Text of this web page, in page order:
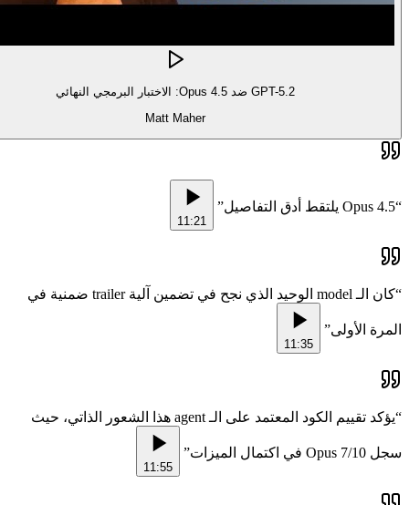
GPT-5.2 ضد Opus 4.5: الاختبار البرمجي النهائي
Matt Maher
“Opus 4.5 يلتقط أدق التفاصيل ”
11:21
“ كان الـ model الوحيد الذي نجح في تضمين آلية trailer ضمنية في
المرة الأولى”
11:35
“ يؤكد تقييم الكود المعتمد على الـ agent هذا الشعور الذاتي، حيث
سجل Opus 7/10 في اكتمال الميزات ”
11:55